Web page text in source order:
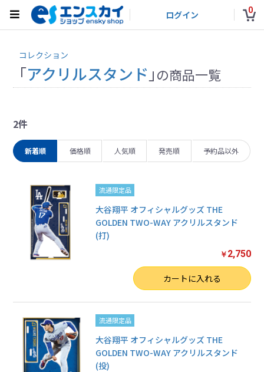
ログイン 0
コレクション
「アクリルスタンド 」の商品一覧
2件
新着順 価格順 人気順 発売順 予約品以外
流通限定品
大谷翔平 オフィシャルグッズ THE
GOLDEN TWO-WAY アクリルスタンド
(打)
￥ 2,750
カートに入れる
流通限定品
大谷翔平 オフィシャルグッズ THE
GOLDEN TWO-WAY アクリルスタンド
(投)